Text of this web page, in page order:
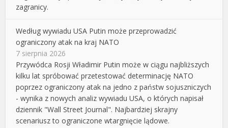
zagranicy.
Według wywiadu USA Putin może przeprowadzić
ograniczony atak na kraj NATO
7 sierpnia 2026
Przywódca Rosji Władimir Putin może w ciągu najbliższych
kilku lat spróbować przetestować determinację NATO
poprzez ograniczony atak na jedno z państw sojuszniczych
- wynika z nowych analiz wywiadu USA, o których napisał
dziennik "Wall Street Journal". Najbardziej skrajny
scenariusz to ograniczone wtargnięcie lądowe.